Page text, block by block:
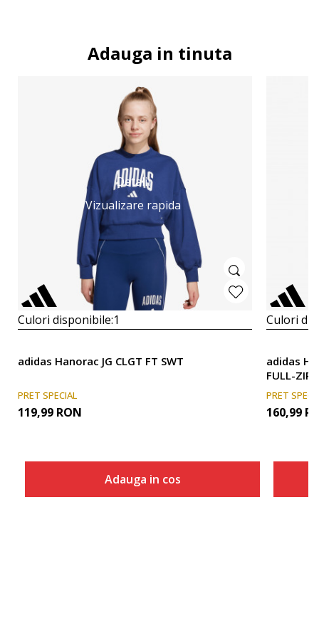
Adauga in tinuta
Detalii
Vizualizare rapida
Culori disponibile:1
adidas Hanorac JG CLGT FT SWT
PRET SPECIAL
119,99 RON
Adauga in cos
Culori
adidas
FULL-ZIP
PRET
160,99